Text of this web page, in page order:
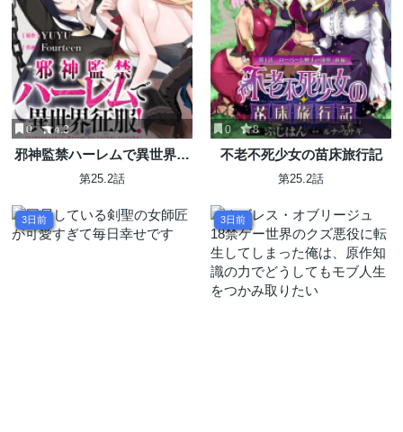
0 4.3
邪神監禁ハーレムで異世界征
服！
第25.2話
0 8
不老不死少女の苗床旅行記
第25.2話
3日前 3日前